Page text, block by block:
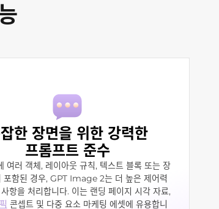
한 장면을 위한 강력한
프롬프트 준수
여러 객체, 레이아웃 규칙, 텍스트 블록 또는 장
포함된 경우, GPT Image 2는 더 높은 제어력
항을 처리합니다. 이는 랜딩 페이지 시각 자료,
콘셉트 및 다중 요소 마케팅 에셋에 유용합니